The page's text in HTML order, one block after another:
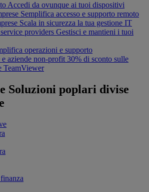
Accedi da ovunque ai tuoi dispositivi
Semplifica accesso e supporto remoto
Scala in sicurezza la tua gestione IT
providers Gestisci e mantieni i tuoi
operazioni e supporto
aziende non-profit 30% di sconto sulle
TeamViewer
Soluzioni poplari divise